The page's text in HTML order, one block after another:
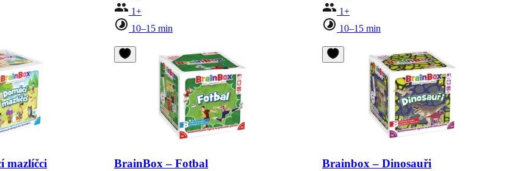
1+
10–15 min
1+
10–15 min
mazlíčci BrainBox – Fotbal Brainbox – Dinosauři